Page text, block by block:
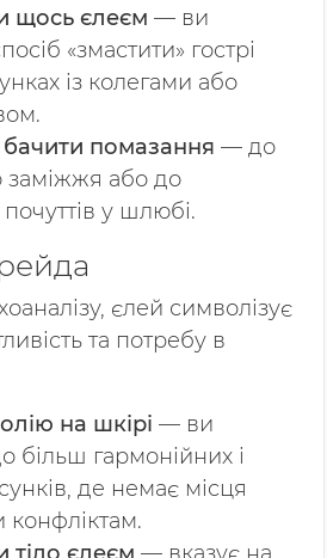
щось єлеєм — ви
«змастити» гострі
із колегами або
помазання — до
заміжжя або до
у шлюбі.
єлей символізує
та потребу в
на шкірі — ви
більш гармонійних і
де немає місця
конфліктам.